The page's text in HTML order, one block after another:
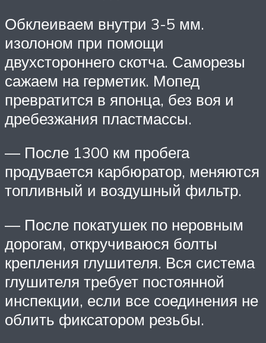
Обклеиваем внутри 3-5 мм.
изолоном при помощи
двухстороннего скотча. Саморезы
сажаем на герметик. Мопед
превратится в японца, без воя и
дребезжания пластмассы.
— После 1300 км пробега
продувается карбюратор, меняются
топливный и воздушный фильтр.
— После покатушек по неровным
дорогам, откручиваюся болты
крепления глушителя. Вся система
глушителя требует постоянной
инспекции, если все соединения не
облить фиксатором резьбы.